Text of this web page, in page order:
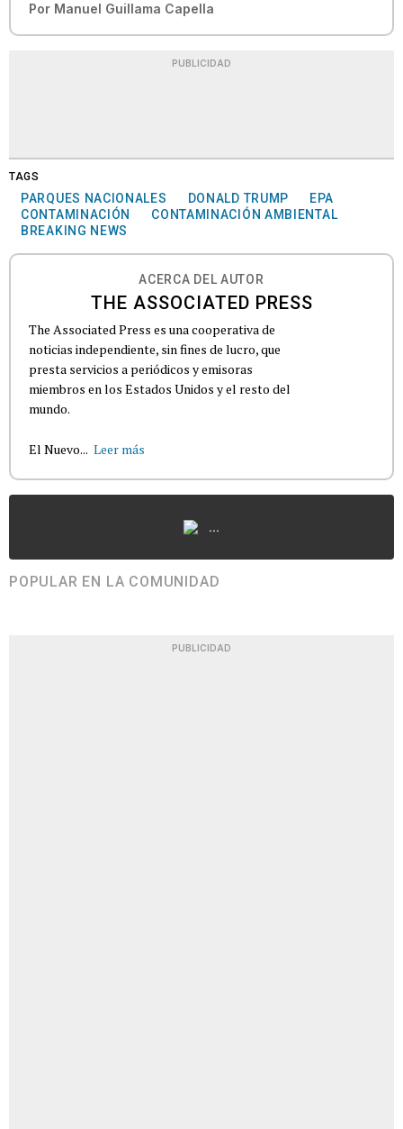
Por Manuel Guillama Capella
PUBLICIDAD
TAGS
PARQUES NACIONALES DONALD TRUMP
EPA
CONTAMINACIÓN
CONTAMINACIÓN AMBIENTAL
BREAKING NEWS
ACERCA DEL AUTOR
THE ASSOCIATED PRESS
The Associated Press es una cooperativa de
noticias independiente, sin fines de lucro, que
presta servicios a periódicos y emisoras
miembros en los Estados Unidos y el resto del
mundo.
El Nuevo... Leer más
...
POPULAR EN LA COMUNIDAD
PUBLICIDAD